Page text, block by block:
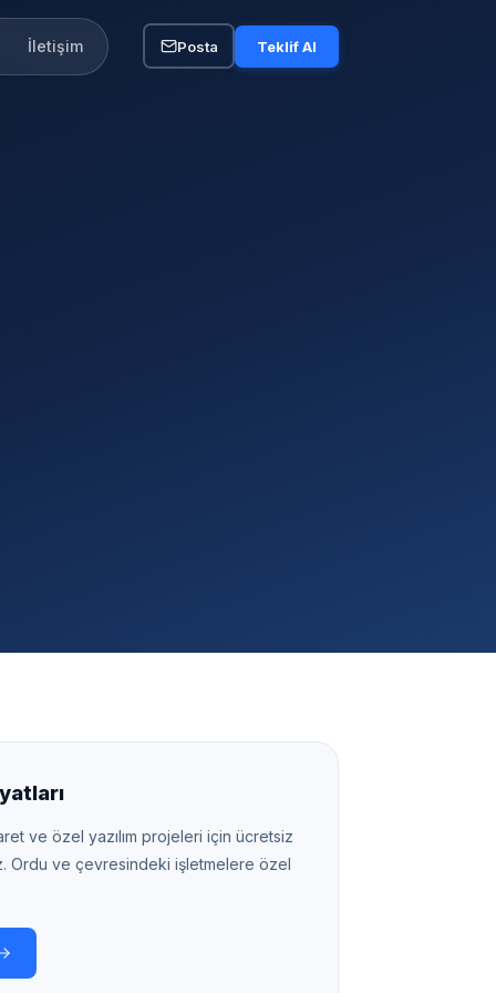
İletişim Posta Teklif Al
ve özel yazılım projeleri için ücretsiz
Ordu ve çevresindeki işletmelere özel